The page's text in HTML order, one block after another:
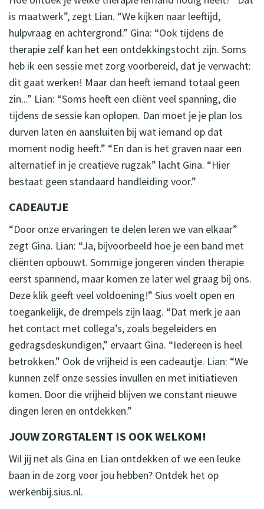
is maatwerk”, zegt Lian. “We kijken naar leeftijd,
hulpvraag en achtergrond.” Gina: “Ook tijdens de
therapie zelf kan het een ontdekkingstocht zijn. Soms
heb ik een sessie met zorg voorbereid, dat je verwacht:
dit gaat werken! Maar dan heeft iemand totaal geen
zin...” Lian: “Soms heeft een cliënt veel spanning, die
tijdens de sessie kan oplopen. Dan moet je je plan los
durven laten en aansluiten bij wat iemand op dat
moment nodig heeft.” “En dan is het graven naar een
alternatief in je creatieve rugzak” lacht Gina. “Hier
bestaat geen standaard handleiding voor.”
CADEAUTJE
“Door onze ervaringen te delen leren we van elkaar”
zegt Gina. Lian: “Ja, bijvoorbeeld hoe je een band met
cliënten opbouwt. Sommige jongeren vinden therapie
eerst spannend, maar komen ze later wel graag bij ons.
Deze klik geeft veel voldoening!” Sius voelt open en
toegankelijk, de drempels zijn laag. “Dat merk je aan
het contact met collega’s, zoals begeleiders en
gedragsdeskundigen,” ervaart Gina. “Iedereen is heel
betrokken.” Ook de vrijheid is een cadeautje. Lian: “We
kunnen zelf onze sessies invullen en met initiatieven
komen. Door die vrijheid blijven we constant nieuwe
dingen leren en ontdekken.”
JOUW ZORGTALENT IS OOK WELKOM!
Wil jij net als Gina en Lian ontdekken of we een leuke
baan in de zorg voor jou hebben? Ontdek het op
werkenbij.sius.nl.